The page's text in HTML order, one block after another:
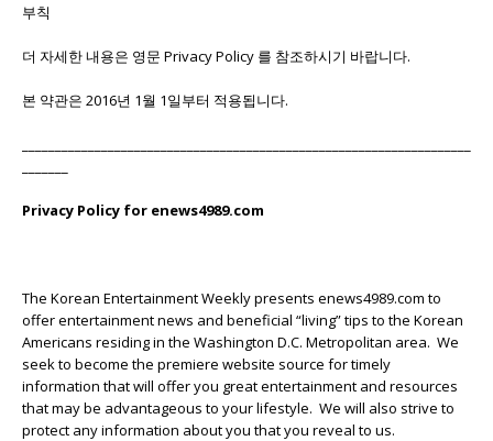
부칙
더 자세한 내용은 영문 Privacy Policy 를 참조하시기 바랍니다.
본 약관은 2016년 1월 1일부터 적용됩니다.
Privacy Policy for enews4989.com
The Korean Entertainment Weekly presents enews4989.com to
offer entertainment news and beneficial “living” tips to the Korean
Americans residing in the Washington D.C. Metropolitan area. We
seek to become the premiere website source for timely
information that will offer you great entertainment and resources
that may be advantageous to your lifestyle. We will also strive to
protect any information about you that you reveal to us.